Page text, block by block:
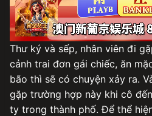
Thư ký và sếp, nhân viên đi
cảnh trai đơn gái chiếc, ăn
bão thì sẽ có chuyện xảy ra.
gặp trường hợp này khi cô
ty trong thành phố. Để thể